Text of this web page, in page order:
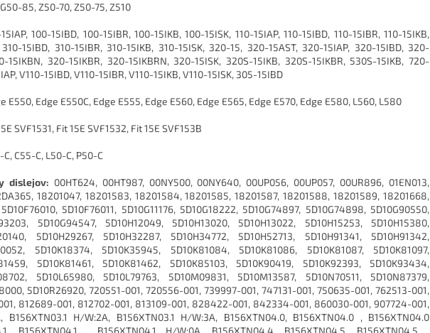
85, Z50-70, Z50-75, Z510
100-15IBD, 100-15IBR, 100-15IKB, 100-15ISK, 110-15IAP, 110-15IBD, 110-15IBR, 110-15IKB,
310-15IBD, 310-15IBR, 310-15IKB, 310-15ISK, 320-15, 320-15AST, 320-15IAP, 320-15IBD, 320-
15IKBN, 320-15IKBR, 320-15IKBRN, 320-15ISK, 320S-15IKB, 320S-15IKBR, 530S-15IKB, 720-
V110-15IBD, V110-15IBR, V110-15IKB, V110-15ISK, 305-15IBD
E550, Edge E550C, Edge E555, Edge E560, Edge E565, Edge E570, Edge E580, L560, L580
SVF1531, Fit 15E SVF1532, Fit 15E SVF153B
C, C55-C, L50-C, P50-C
dislejov: 00HT624, 00HT987, 00NY500, 00NY640, 00UP056, 00UP057, 00UR896, 01EN013,
18201047, 18201583, 18201584, 18201585, 18201587, 18201588, 18201589, 18201668,
5D10F76011, 5D10G11176, 5D10G18222, 5D10G74897, 5D10G74898, 5D10G90550,
5D10G94547, 5D10H12049, 5D10H13020, 5D10H13022, 5D10H15253, 5D10H15380,
5D10H29267, 5D10H32287, 5D10H34772, 5D10H52713, 5D10H91341, 5D10H91342,
5D10K18374, 5D10K35945, 5D10K81084, 5D10K81086, 5D10K81087, 5D10K81097,
5D10K81461, 5D10K81462, 5D10K85103, 5D10K90419, 5D10K92393, 5D10K93434,
5D10L65980, 5D10L79763, 5D10M09831, 5D10M13587, 5D10N70511, 5D10N87379,
5D10R26920, 720551-001, 720556-001, 739997-001, 747131-001, 750635-001, 762513-001,
812689-001, 812702-001, 813109-001, 828422-001, 842334-001, 860030-001, 907724-001,
B156XTN03.1 H/W:2A, B156XTN03.1 H/W:3A, B156XTN04.0, B156XTN04.0 , B156XTN04.0